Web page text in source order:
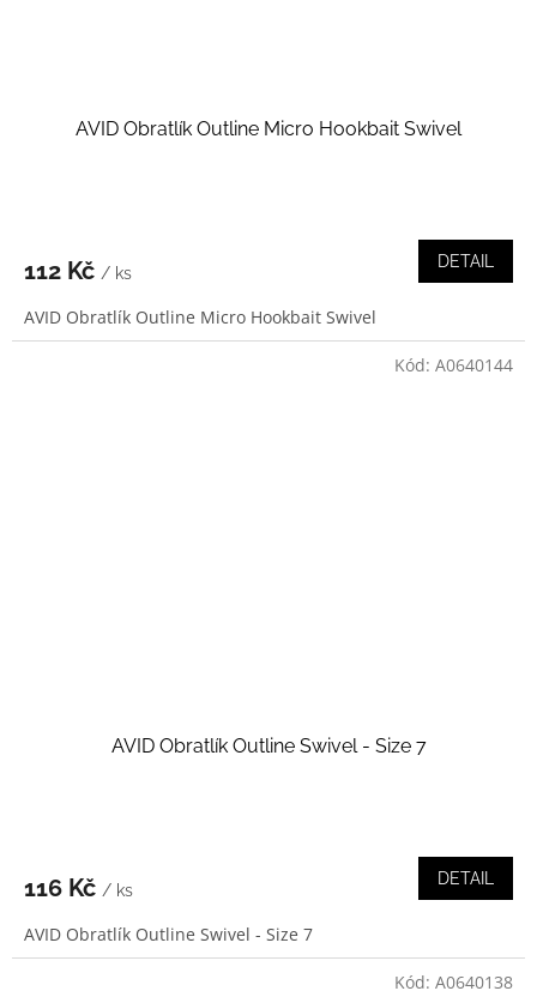
AVID Obratlík Outline Micro Hookbait Swivel
112 Kč / ks
DETAIL
AVID Obratlík Outline Micro Hookbait Swivel
AVID Obratlík Outline Swivel - Size 7
116 Kč / ks
DETAIL
AVID Obratlík Outline Swivel - Size 7
Kód: A0640144
Kód: A0640138